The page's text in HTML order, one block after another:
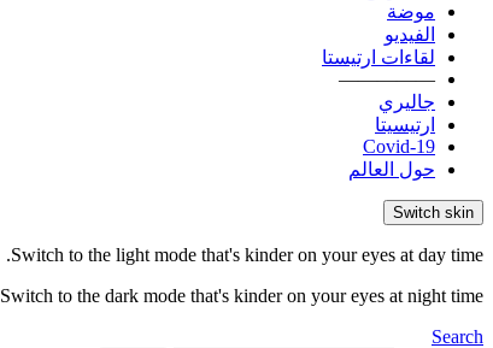
موضة
الفيديو
لقاءات ارتيستا
—————
جاليري
ارتيسيتا
Covid-19
حول العالم
Switch skin
Switch to the light mode that's kinder on your eyes at day time.
Switch to the dark mode that's kinder on your eyes at night time.
Search